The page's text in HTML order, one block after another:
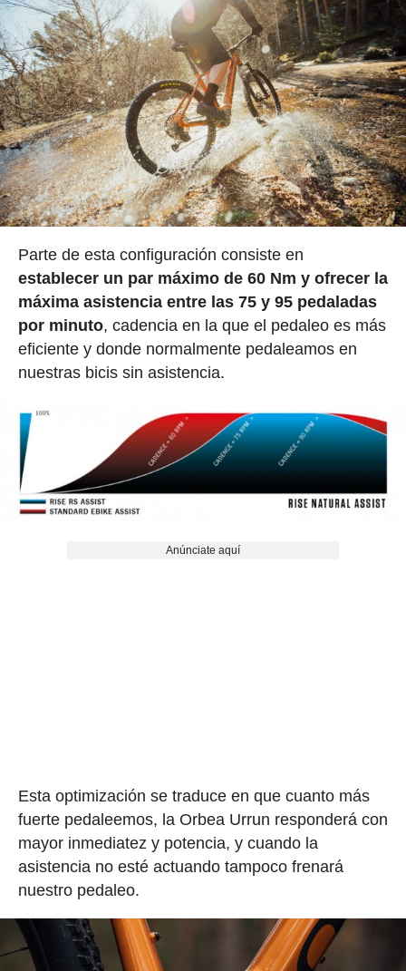
Parte de esta configuración consiste en
establecer un par máximo de 60 Nm y ofrecer la
máxima asistencia entre las 75 y 95 pedaladas
por minuto, cadencia en la que el pedaleo es más
eficiente y donde normalmente pedaleamos en
nuestras bicis sin asistencia.
Anúnciate aquí
Esta optimización se traduce en que cuanto más
fuerte pedaleemos, la Orbea Urrun responderá con
mayor inmediatez y potencia, y cuando la
asistencia no esté actuando tampoco frenará
nuestro pedaleo.